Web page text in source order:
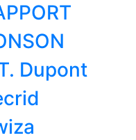
Dupont